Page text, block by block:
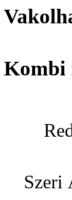
Kombi
Szeri